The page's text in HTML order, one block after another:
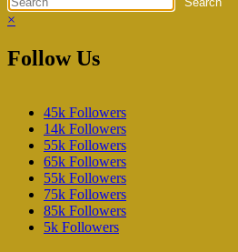
×
Follow Us
45k Followers
14k Followers
55k Followers
65k Followers
55k Followers
75k Followers
85k Followers
5k Followers